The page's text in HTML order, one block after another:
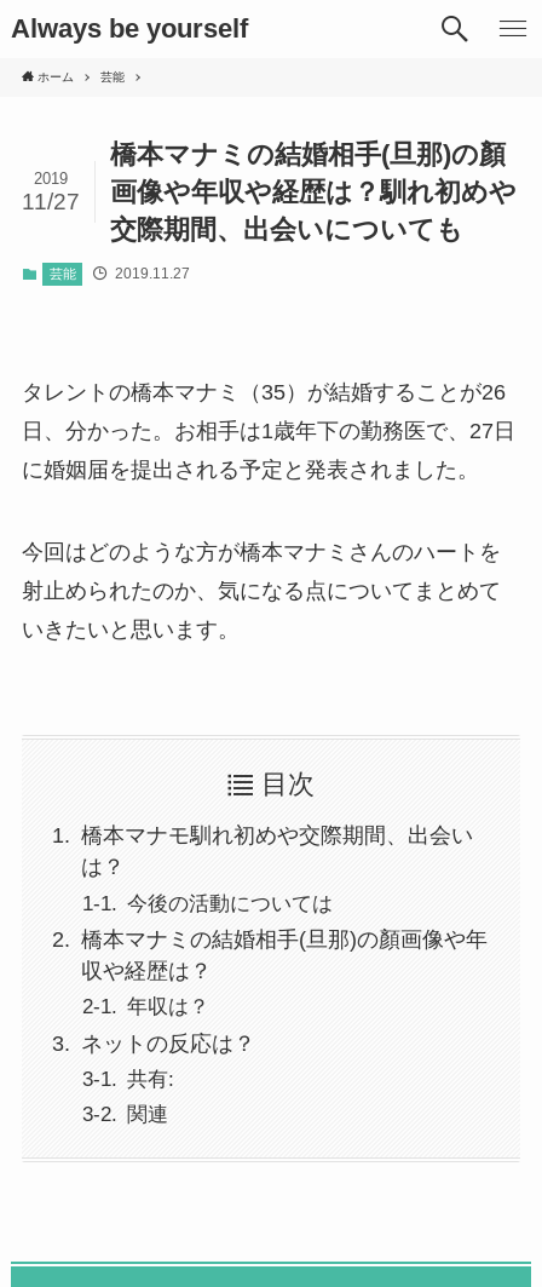
Always be yourself
ホーム 芸能
橋本マナミの結婚相手(旦那)の顏
画像や年収や経歴は？馴れ初めや
交際期間、出会いについても
2019
11/27
芸能 2019.11.27
タレントの橋本マナミ（35）が結婚することが26
日、分かった。お相手は1歳年下の勤務医で、27日
に婚姻届を提出される予定と発表されました。
今回はどのような方が橋本マナミさんのハートを
射止められたのか、気になる点についてまとめて
いきたいと思います。
目次
橋本マナモ馴れ初めや交際期間、出会い
は？
今後の活動については
橋本マナミの結婚相手(旦那)の顏画像や年
収や経歴は？
年収は？
ネットの反応は？
共有:
関連